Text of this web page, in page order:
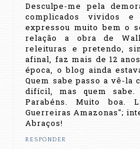
Desculpe-me pela
complicados vividos e
expressou muito bem o
relação a obra de
releituras e pretendo,
afinal, faz mais de 12
época, o blog ainda
Quem sabe passo a vê-la
difícil, mas quem
Parabéns. Muito
Guerreiras Amazonas";
Abraços!
RESPONDER